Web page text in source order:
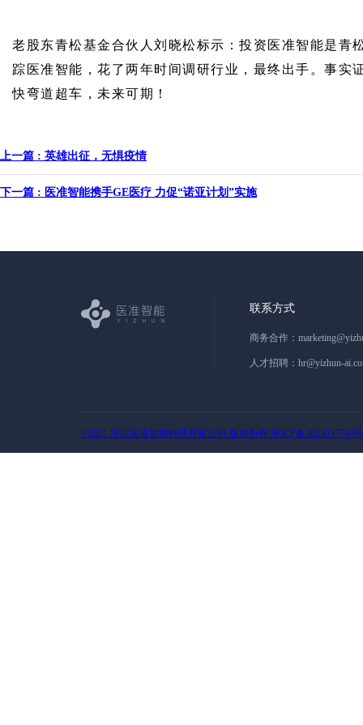
老股东青松基金合伙人刘晓松标示：投资医准智能是青
踪医准智能，花了两年时间调研行业，最终出手。事实
快弯道超车，未来可期！
上一篇 : 英雄出征，无惧疫情
下一篇 : 医准智能携手GE医疗 力促“诺亚计划”实施
联系方式
商务合作：
人才招聘： hr@yizhun-
©2021 浙江医准智能科技有限公司 版权所有 浙ICP备2023037743